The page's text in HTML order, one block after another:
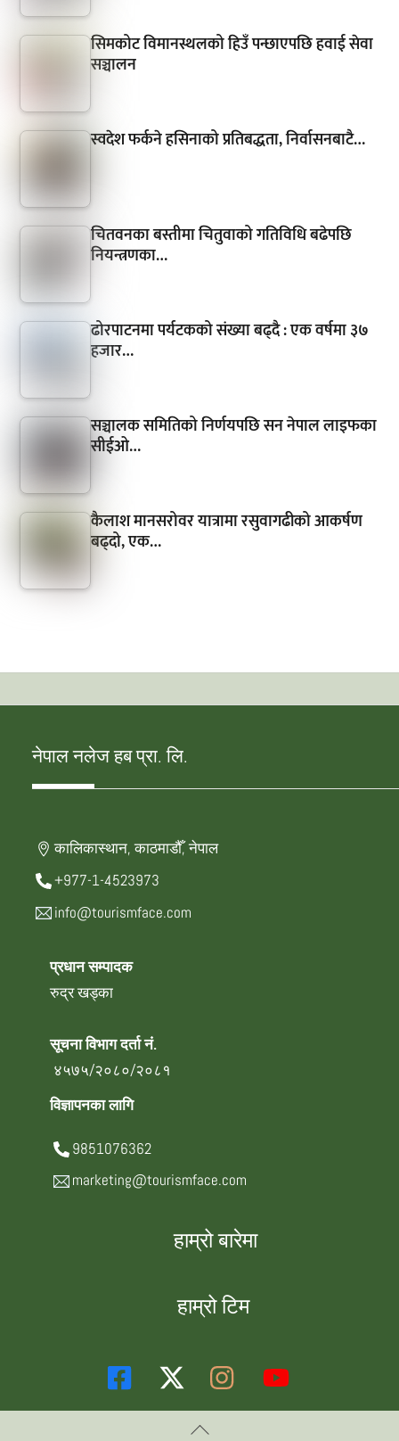
सिमकोट विमानस्थलको हिउँ पन्छाएपछि हवाई सेवा
सञ्चालन
स्वदेश फर्कने हसिनाको प्रतिबद्धता, निर्वासनबाटै…
चितवनका बस्तीमा चितुवाको गतिविधि बढेपछि
नियन्त्रणका…
ढोरपाटनमा पर्यटकको संख्या बढ्दै : एक वर्षमा ३७
हजार…
सञ्चालक समितिको निर्णयपछि सन नेपाल लाइफका
सीईओ…
कैलाश मानसरोवर यात्रामा रसुवागढीको आकर्षण
बढ्दो, एक…
नेपाल नलेज हब प्रा. लि.
कालिकास्थान, काठमाडौँ, नेपाल
+977-1-4523973
info@tourismface.com
प्रधान सम्पादक
रुद्र खड्का
सूचना विभाग दर्ता नं.
४५७५/२०८०/२०८१
विज्ञापनका लागि
9851076362
marketing@tourismface.com
हाम्रो बारेमा
हाम्रो टिम
Back